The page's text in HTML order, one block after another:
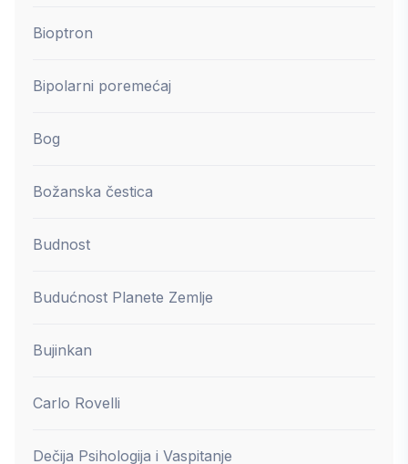
Bioptron
Bipolarni poremećaj
Bog
Božanska čestica
Budnost
Budućnost Planete Zemlje
Bujinkan
Carlo Rovelli
Dečija Psihologija i Vaspitanje